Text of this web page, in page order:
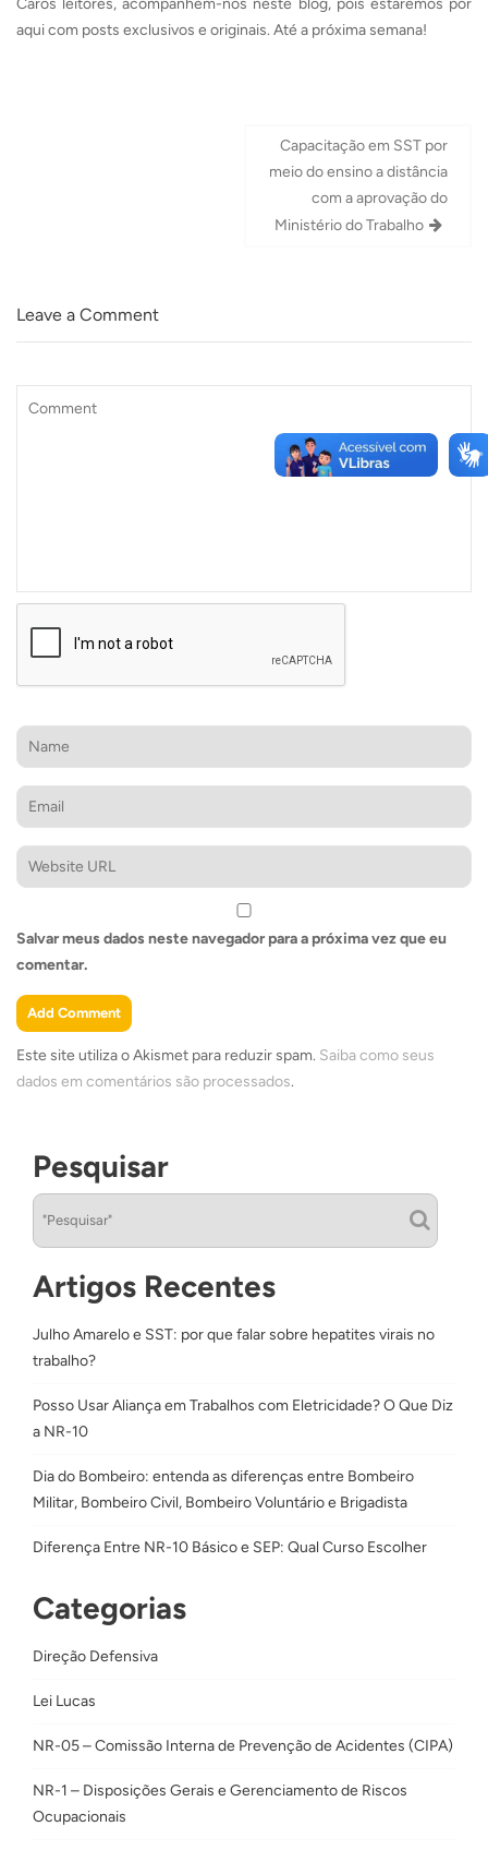
aqui com posts exclusivos e originais. Até a próxima semana!
Capacitação em SST por
meio do ensino a distância
com a aprovação do
Ministério do Trabalho
Leave a Comment
Salvar meus dados neste navegador para a próxima vez que eu
comentar.
Este site utiliza o Akismet para reduzir spam. Saiba como seus
dados em comentários são processados.
Pesquisar
Artigos Recentes
Julho Amarelo e SST: por que falar sobre hepatites virais no
trabalho?
Posso Usar Aliança em Trabalhos com Eletricidade? O Que Diz
a NR-10
Dia do Bombeiro: entenda as diferenças entre Bombeiro
Militar, Bombeiro Civil, Bombeiro Voluntário e Brigadista
Diferença Entre NR-10 Básico e SEP: Qual Curso Escolher
Categorias
Direção Defensiva
Lei Lucas
NR-05 – Comissão Interna de Prevenção de Acidentes (CIPA)
NR-1 – Disposições Gerais e Gerenciamento de Riscos
Ocupacionais